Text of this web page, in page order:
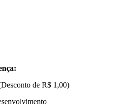
de R$ 1,00)